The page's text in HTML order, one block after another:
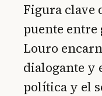
Figura clave
puente
Louro
dialogante y
política y el